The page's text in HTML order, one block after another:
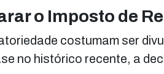
o Imposto de
costumam ser
no histórico recente, a